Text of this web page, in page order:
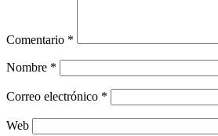
Comentario *
Nombre *
Correo electrónico *
Web